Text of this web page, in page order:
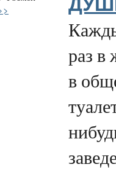
раз в
в